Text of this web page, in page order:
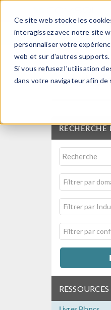
Ce site web stocke les
interagissez avec notre site
personnaliser votre
web et sur d'autres
Si vous refusez l'utilisation
dans votre navigateur afin de
RECHERCHE
Filtrer par
Filtrer par
Filtrer par
RESSOURCES